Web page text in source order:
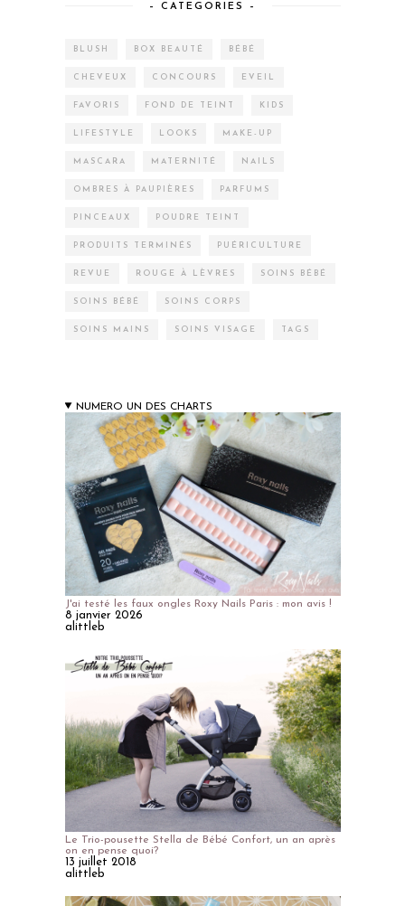
– CATEGORIES –
BLUSH BOX BEAUTÉ BÉBÉ
CHEVEUX CONCOURS EVEIL
FAVORIS FOND DE TEINT KIDS
LIFESTYLE LOOKS MAKE-UP
MASCARA MATERNITÉ NAILS
OMBRES À PAUPIÈRES PARFUMS
PINCEAUX POUDRE TEINT
PRODUITS TERMINÉS PUÉRICULTURE
REVUE ROUGE À LÈVRES SOINS BÉBÉ
SOINS BÉBÉ SOINS CORPS
SOINS MAINS SOINS VISAGE TAGS
NUMERO UN DES CHARTS
J'ai testé les faux ongles Roxy Nails Paris : mon avis !
8 janvier 2026
alittleb
Le Trio-pousette Stella de Bébé Confort, un an après
on en pense quoi?
13 juillet 2018
alittleb